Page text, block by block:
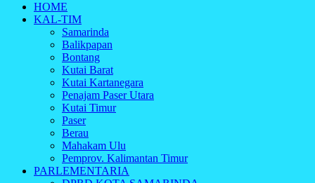
Indonesia Cyber
Media Cetak, Online & Streaming
HOME
KAL-TIM
Samarinda
Balikpapan
Bontang
Kutai Barat
Kutai Kartanegara
Penajam Paser Utara
Kutai Timur
Paser
Berau
Mahakam Ulu
Pemprov. Kalimantan Timur
PARLEMENTARIA